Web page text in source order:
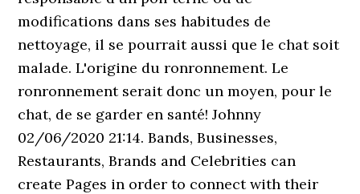
modifications dans ses habitudes de
nettoyage, il se pourrait aussi que le chat soit
malade. L'origine du ronronnement. Le
ronronnement serait donc un moyen, pour le
chat, de se garder en santé! Johnny
02/06/2020 21:14. Bands, Businesses,
Restaurants, Brands and Celebrities can
create Pages in order to connect with their